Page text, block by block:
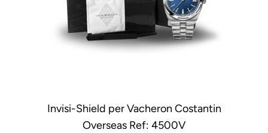
Invisi-Shield per Vacheron Costantin
Overseas Ref: 4500V